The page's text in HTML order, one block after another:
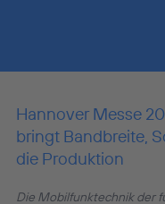
Hannover Messe
bringt Bandbreite,
die Produktion
Die Mobilfunktechnik der